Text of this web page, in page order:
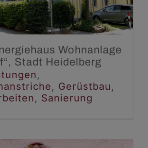
Fassadenanstriche
Gerüstbau
Sanierung
Wohnanlage
Stadt Heidelberg
,
, Gerüstbau,
, Sanierung